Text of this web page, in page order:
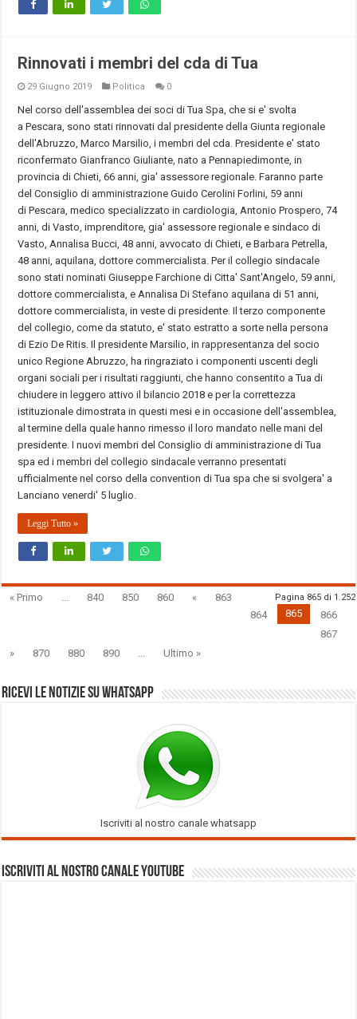
Rinnovati i membri del cda di Tua
29 Giugno 2019 Politica 0
Nel corso dell'assemblea dei soci di Tua Spa, che si e' svolta
a Pescara, sono stati rinnovati dal presidente della Giunta regionale
dell'Abruzzo, Marco Marsilio, i membri del cda. Presidente e' stato
riconfermato Gianfranco Giuliante, nato a Pennapiedimonte, in
provincia di Chieti, 66 anni, gia' assessore regionale. Faranno parte
del Consiglio di amministrazione Guido Cerolini Forlini, 59 anni
di Pescara, medico specializzato in cardiologia, Antonio Prospero, 74
anni, di Vasto, imprenditore, gia' assessore regionale e sindaco di
Vasto, Annalisa Bucci, 48 anni, avvocato di Chieti, e Barbara Petrella,
48 anni, aquilana, dottore commercialista. Per il collegio sindacale
sono stati nominati Giuseppe Farchione di Citta' Sant'Angelo, 59 anni,
dottore commercialista, e Annalisa Di Stefano aquilana di 51 anni,
dottore commercialista, in veste di presidente. Il terzo componente
del collegio, come da statuto, e' stato estratto a sorte nella persona
di Ezio De Ritis. Il presidente Marsilio, in rappresentanza del socio
unico Regione Abruzzo, ha ringraziato i componenti uscenti degli
organi sociali per i risultati raggiunti, che hanno consentito a Tua di
chiudere in leggero attivo il bilancio 2018 e per la correttezza
istituzionale dimostrata in questi mesi e in occasione dell'assemblea,
al termine della quale hanno rimesso il loro mandato nelle mani del
presidente. I nuovi membri del Consiglio di amministrazione di Tua
spa ed i membri del collegio sindacale verranno presentati
ufficialmente nel corso della convention di Tua spa che si svolgera' a
Lanciano venerdi' 5 luglio.
Leggi Tutto »
Pagina 865 di 1.252
« Primo 840 850 860 «
863
864
865
866
867
»
870 880 890 Ultimo »
Ricevi le notizie su Whatsapp
Iscriviti al nostro canale whatsapp
Iscriviti al nostro Canale Youtube